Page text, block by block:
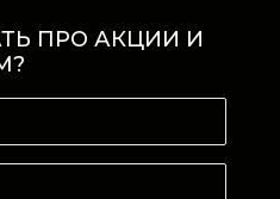
ПРО АКЦИИ И